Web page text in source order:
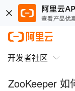
开发者社区
ZooKeeper 如